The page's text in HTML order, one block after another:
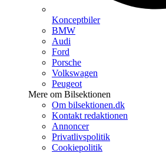
Konceptbiler
BMW
Audi
Ford
Porsche
Volkswagen
Peugeot
Mere om Bilsektionen
Om bilsektionen.dk
Kontakt redaktionen
Annoncer
Privatlivspolitik
Cookiepolitik